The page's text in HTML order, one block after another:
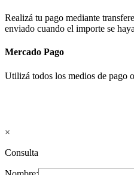
Realizá tu pago mediante
enviado cuando el importe se
Mercado Pago
Utilizá todos los medios de pago
×
Consulta